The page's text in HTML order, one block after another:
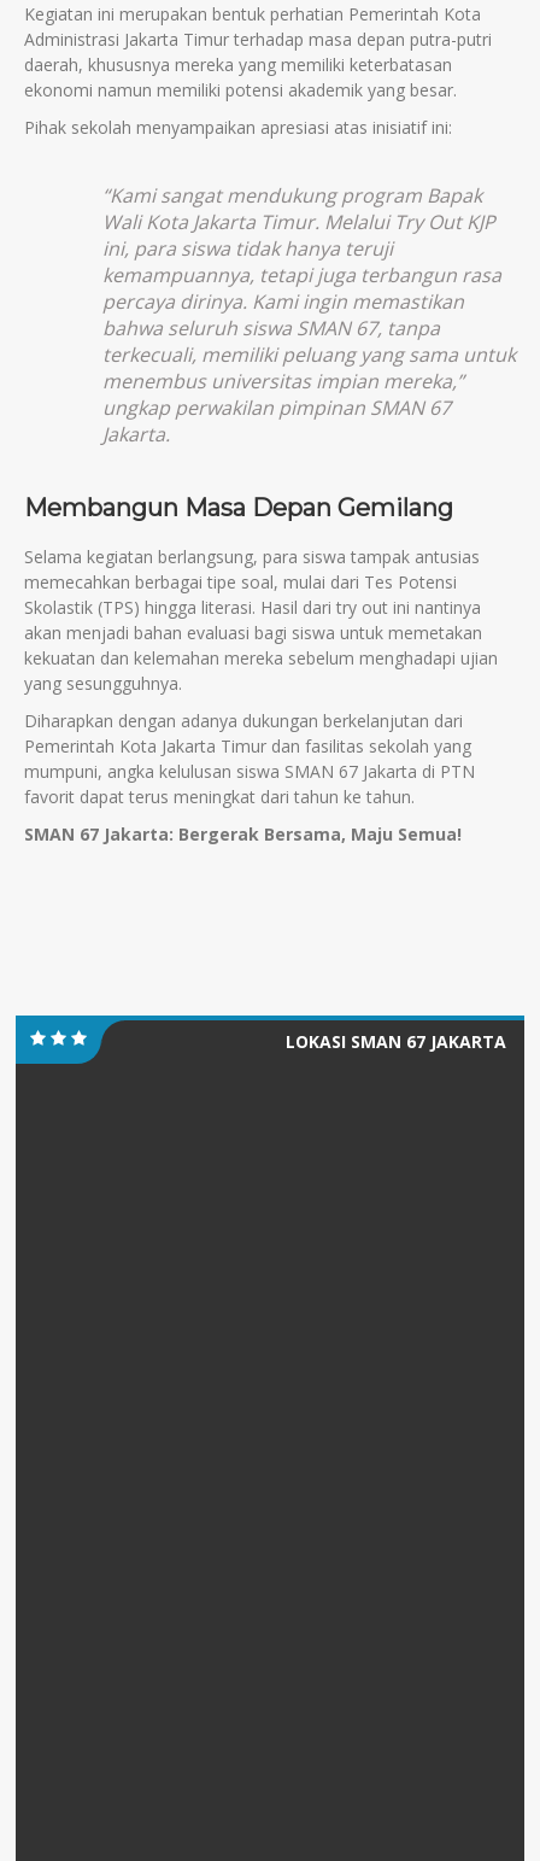
Kegiatan ini merupakan bentuk perhatian Pemerintah Kota
Administrasi Jakarta Timur terhadap masa depan putra-putri
daerah, khususnya mereka yang memiliki keterbatasan
ekonomi namun memiliki potensi akademik yang besar.
Pihak sekolah menyampaikan apresiasi atas inisiatif ini:
“Kami sangat mendukung program Bapak
Wali Kota Jakarta Timur. Melalui Try Out KJP
ini, para siswa tidak hanya teruji
kemampuannya, tetapi juga terbangun rasa
percaya dirinya. Kami ingin memastikan
bahwa seluruh siswa SMAN 67, tanpa
terkecuali, memiliki peluang yang sama untuk
menembus universitas impian mereka,”
ungkap perwakilan pimpinan SMAN 67
Jakarta.
Membangun Masa Depan Gemilang
Selama kegiatan berlangsung, para siswa tampak antusias
memecahkan berbagai tipe soal, mulai dari Tes Potensi
Skolastik (TPS) hingga literasi. Hasil dari try out ini nantinya
akan menjadi bahan evaluasi bagi siswa untuk memetakan
kekuatan dan kelemahan mereka sebelum menghadapi ujian
yang sesungguhnya.
Diharapkan dengan adanya dukungan berkelanjutan dari
Pemerintah Kota Jakarta Timur dan fasilitas sekolah yang
mumpuni, angka kelulusan siswa SMAN 67 Jakarta di PTN
favorit dapat terus meningkat dari tahun ke tahun.
SMAN 67 Jakarta: Bergerak Bersama, Maju Semua!
LOKASI SMAN 67 JAKARTA